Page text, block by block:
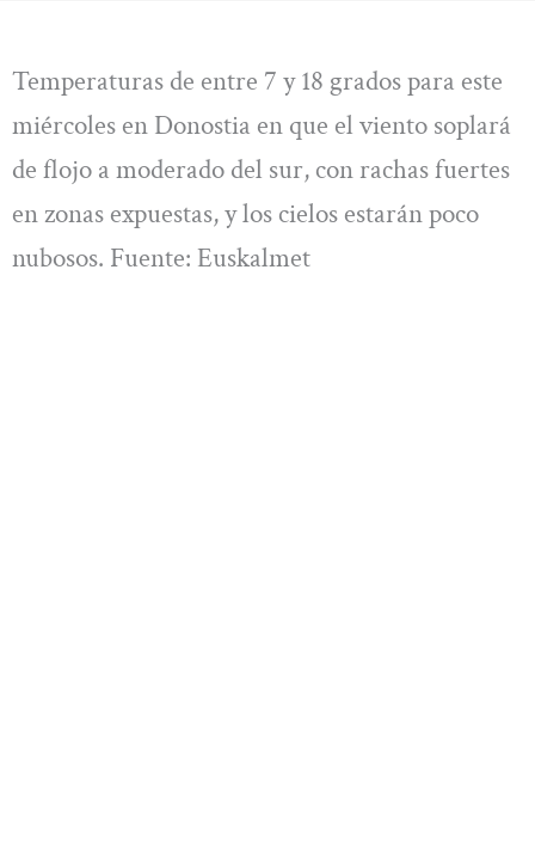
Temperaturas de entre 7 y 18 grados para este
miércoles en Donostia en que el viento soplará
de flojo a moderado del sur, con rachas fuertes
en zonas expuestas, y los cielos estarán poco
nubosos. Fuente: Euskalmet